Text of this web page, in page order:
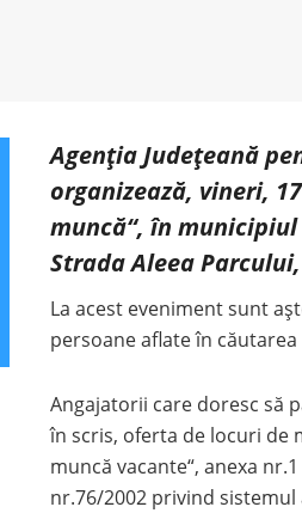
Agenţia Judeţeană
organizează, vineri,
muncă“, în
Strada Aleea
La acest eveniment sunt
persoane aflate în
Angajatorii care doresc să
în scris, oferta de locuri de
muncă vacante“, anexa
nr.76/2002 privind